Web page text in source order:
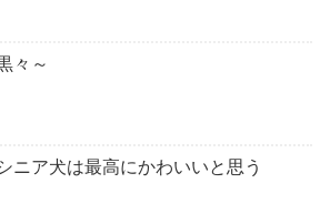
々～
ニア犬は最高にかわいいと思う